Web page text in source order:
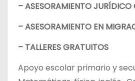
– ASESORAMIENTO JURÍDICO
– ASESORAMIENTO EN
– TALLERES GRATUITOS
Apoyo escolar primario y